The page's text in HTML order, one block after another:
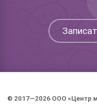
© 2017—2026 ООО «Центр